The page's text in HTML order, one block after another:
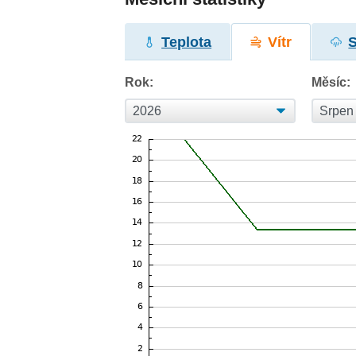
Teplota Vítr
Rok: Měsíc: